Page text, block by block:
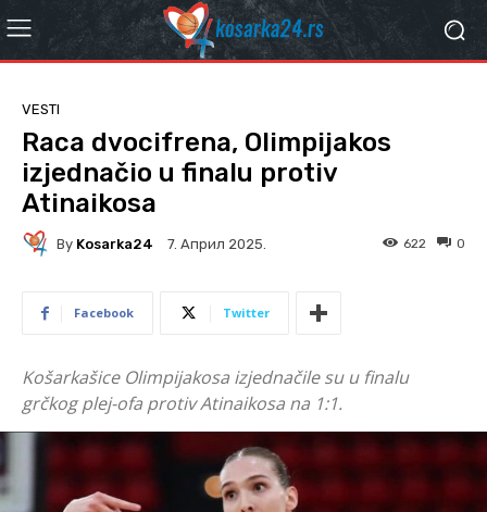
VESTI
Raca dvocifrena, Olimpijakos
izjednačio u finalu protiv
Atinaikosa
By Kosarka24 7. Април 2025. 0
622
Facebook Twitter
Košarkašice Olimpijakosa izjednačile su u finalu
grčkog plej-ofa protiv Atinaikosa na 1:1.